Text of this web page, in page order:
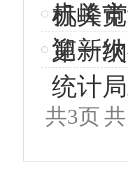
机关
赤峰
第一
迎新
统计
共3页